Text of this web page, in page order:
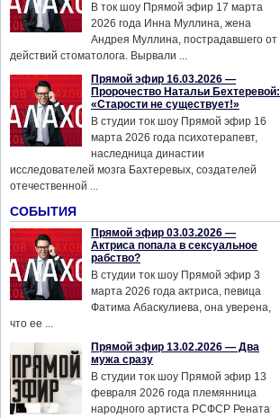
В ток шоу Прямой эфир 17 марта
2026 года Инна Муллина, жена
Андрея Муллина, пострадавшего от
действий стоматолога. Вырвали ...
Прямой эфир 16.03.2026 —
Пророчество Натальи Бехтеревой:
«Старости не существует!»
В студии ток шоу Прямой эфир 16
марта 2026 года психотерапевт,
наследница династии
исследователей мозга Бахтеревых, создателей
отечественной ...
СОБЫТИЯ
Прямой эфир 03.03.2026 —
Актриса попала в сексуальное
рабство?
В студии ток шоу Прямой эфир 3
марта 2026 года актриса, певица
Фатима Абаскулиева, она уверена,
что ее ...
Прямой эфир 13.02.2026 — Два
мужа сразу
В студии ток шоу Прямой эфир 13
февраля 2026 года племянница
народного артиста РСФСР Рената